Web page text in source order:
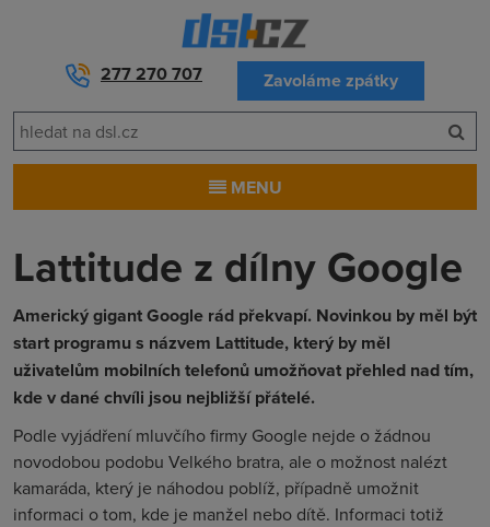
277 270 707 Zavoláme zpátky
MENU
Lattitude z dílny Google
Americký gigant Google rád překvapí. Novinkou by měl být
start programu s názvem Lattitude, který by měl
uživatelům mobilních telefonů umožňovat přehled nad tím,
kde v dané chvíli jsou nejbližší přátelé.
Podle vyjádření mluvčího firmy Google nejde o žádnou
novodobou podobu Velkého bratra, ale o možnost nalézt
kamaráda, který je náhodou poblíž, případně umožnit
informaci o tom, kde je manžel nebo dítě. Informaci totiž